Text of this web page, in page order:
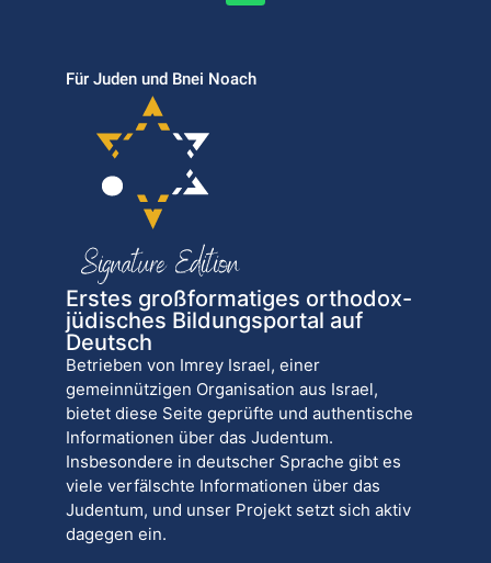
Für Juden und Bnei Noach
Erstes großformatiges orthodox-
jüdisches Bildungsportal auf
Deutsch
Betrieben von Imrey Israel, einer
gemeinnützigen Organisation aus Israel,
bietet diese Seite geprüfte und authentische
Informationen über das Judentum.
Insbesondere in deutscher Sprache gibt es
viele verfälschte Informationen über das
Judentum, und unser Projekt setzt sich aktiv
dagegen ein.